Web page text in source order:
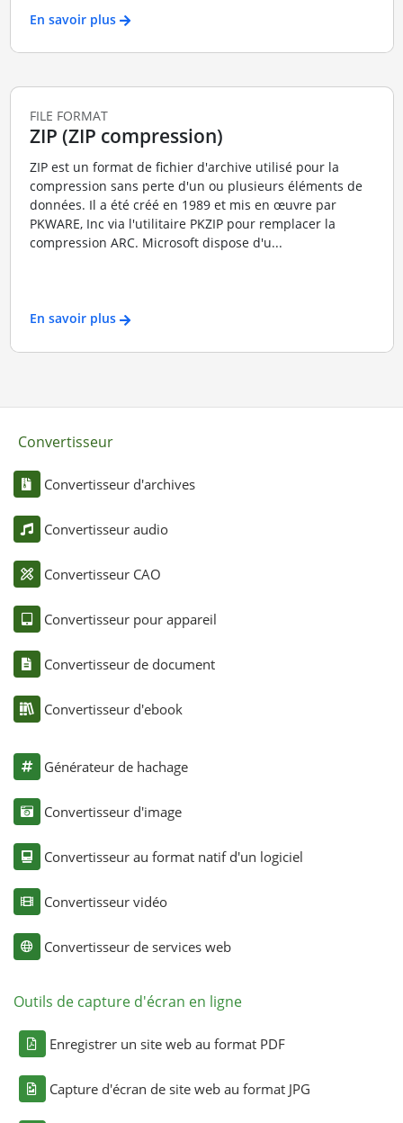
En savoir plus
FILE FORMAT
ZIP (ZIP compression)
ZIP est un format de fichier d'archive utilisé pour la
compression sans perte d'un ou plusieurs éléments de
données. Il a été créé en 1989 et mis en œuvre par
PKWARE, Inc via l'utilitaire PKZIP pour remplacer la
compression ARC. Microsoft dispose d'u...
En savoir plus
Convertisseur
Convertisseur d'archives
Convertisseur audio
Convertisseur CAO
Convertisseur pour appareil
Convertisseur de document
Convertisseur d'ebook
Générateur de hachage
Convertisseur d'image
Convertisseur au format natif d'un logiciel
Convertisseur vidéo
Convertisseur de services web
Outils de capture d'écran en ligne
Enregistrer un site web au format PDF
Capture d'écran de site web au format JPG